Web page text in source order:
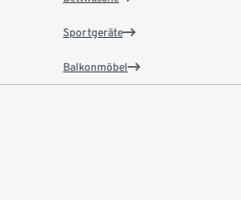
Sportgeräte
Balkonmöbel